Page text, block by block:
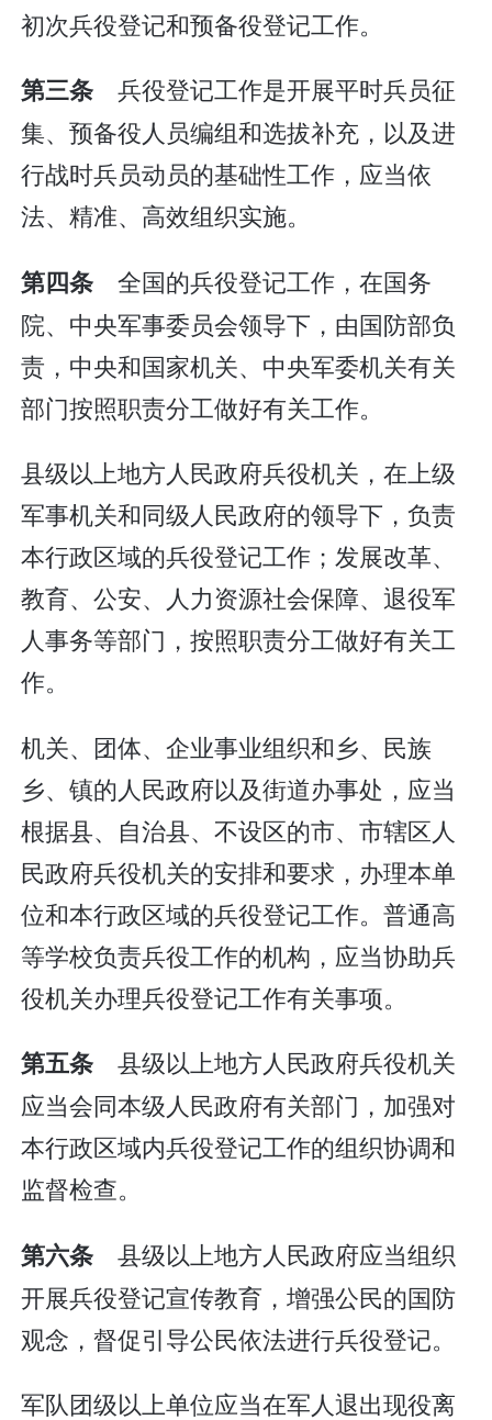
初次兵役登记和预备役登记工作。
第三条兵役登记工作是开展平时兵员征
集、预备役人员编组和选拔补充，以及进
行战时兵员动员的基础性工作，应当依
法、精准、高效组织实施。
第四条全国的兵役登记工作，在国务
院、中央军事委员会领导下，由国防部负
责，中央和国家机关、中央军委机关有关
部门按照职责分工做好有关工作。
县级以上地方人民政府兵役机关，在上级
军事机关和同级人民政府的领导下，负责
本行政区域的兵役登记工作；发展改革、
教育、公安、人力资源社会保障、退役军
人事务等部门，按照职责分工做好有关工
作。
机关、团体、企业事业组织和乡、民族
乡、镇的人民政府以及街道办事处，应当
根据县、自治县、不设区的市、市辖区人
民政府兵役机关的安排和要求，办理本单
位和本行政区域的兵役登记工作。普通高
等学校负责兵役工作的机构，应当协助兵
役机关办理兵役登记工作有关事项。
第五条县级以上地方人民政府兵役机关
应当会同本级人民政府有关部门，加强对
本行政区域内兵役登记工作的组织协调和
监督检查。
第六条县级以上地方人民政府应当组织
开展兵役登记宣传教育，增强公民的国防
观念，督促引导公民依法进行兵役登记。
军队团级以上单位应当在军人退出现役离